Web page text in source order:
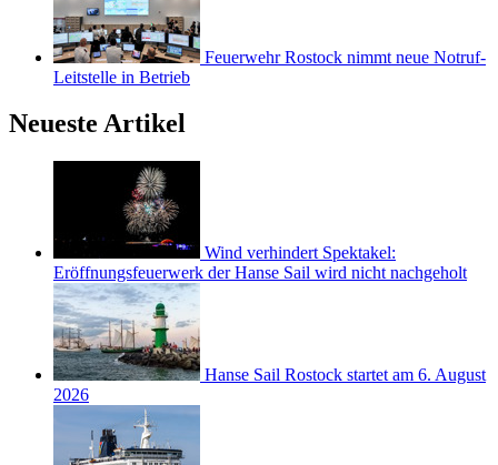
Feuerwehr Rostock nimmt neue Notruf-
Leitstelle in Betrieb
Neueste Artikel
Wind verhindert Spektakel:
Eröffnungsfeuerwerk der Hanse Sail wird nicht nachgeholt
Hanse Sail Rostock startet am 6. August
2026